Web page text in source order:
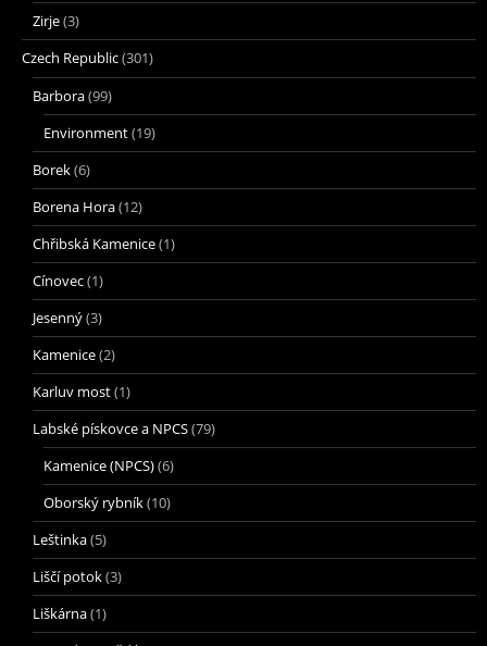
Zirje(3)
Czech Republic(301)
Barbora(99)
Environment(19)
Borek(6)
Borena Hora(12)
Chřibská Kamenice(1)
Cínovec(1)
Jesenný(3)
Kamenice(2)
Karluv most(1)
Labské pískovce a NPCS(79)
Kamenice (NPCS)(6)
Oborský rybník(10)
Leštinka(5)
Liščí potok(3)
Liškárna(1)